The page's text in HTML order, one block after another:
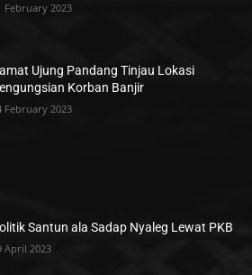
February 2023
Ujung Pandang Tinjau Lokasi
Korban Banjir
February 2023
Santun ala Sadap Nyaleg Lewat PKB
April 2023